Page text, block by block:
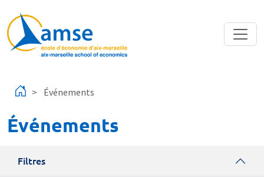
Événements
Événements
Filtres